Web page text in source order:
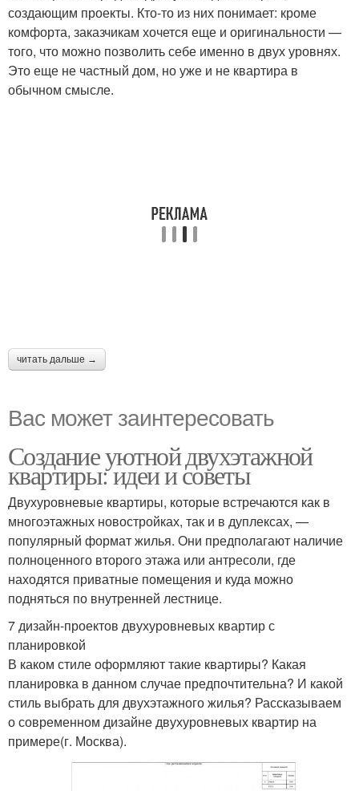
создающим проекты. Кто-то из них понимает: кроме
комфорта, заказчикам хочется еще и оригинальности —
того, что можно позволить себе именно в двух уровнях.
Это еще не частный дом, но уже и не квартира в
обычном смысле.
читать дальше →
Вас может заинтересовать
Создание уютной двухэтажной
квартиры: идеи и советы
Двухуровневые квартиры, которые встречаются как в
многоэтажных новостройках, так и в дуплексах, —
популярный формат жилья. Они предполагают наличие
полноценного второго этажа или антресоли, где
находятся приватные помещения и куда можно
подняться по внутренней лестнице.
7 дизайн-проектов двухуровневых квартир с
планировкой
В каком стиле оформляют такие квартиры? Какая
планировка в данном случае предпочтительна? И какой
стиль выбрать для двухэтажного жилья? Рассказываем
о современном дизайне двухуровневых квартир на
примере(г. Москва).